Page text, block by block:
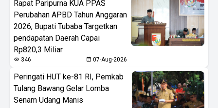
Rapat Paripurna KUA PPAS
Perubahan APBD Tahun Anggaran
2026, Bupati Tubaba Targetkan
pendapatan Daerah Capai
Rp820,3 Miliar
346 07-Aug-2026
Peringati HUT ke-81 RI, Pemkab
Tulang Bawang Gelar Lomba
Senam Udang Manis